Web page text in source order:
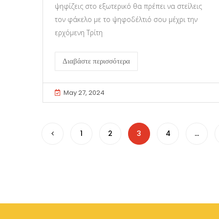
ψηφίζεις στο εξωτερικό θα πρέπει να στείλεις
τον φάκελο με το ψηφοδέλτιό σου μέχρι την
ερχόμενη Τρίτη
Διαβάστε περισσότερα
May 27, 2024
1 2 3 4 …